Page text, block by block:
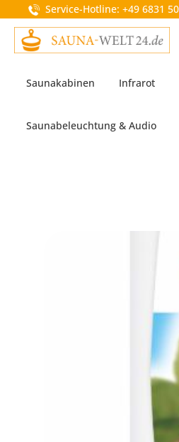
Zur Hauptnavigation
Service-Hotline: +49 6831
Saunakabinen Infrarot
Saunabeleuchtung & Audio